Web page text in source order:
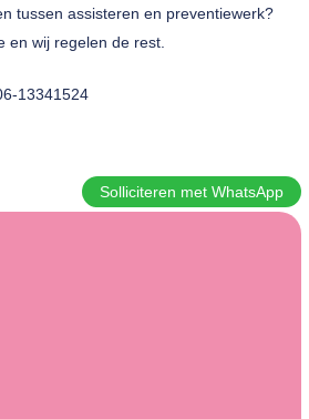
tussen assisteren en preventiewerk?
en wij regelen de rest.
13341524
Solliciteren met WhatsApp